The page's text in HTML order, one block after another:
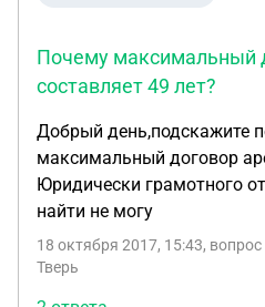
Почему максимальный
составляет 49 лет?
Добрый день,подскажите
максимальный договор
Юридически грамотного
найти не могу
18 октября 2017, 15:43,
Тверь